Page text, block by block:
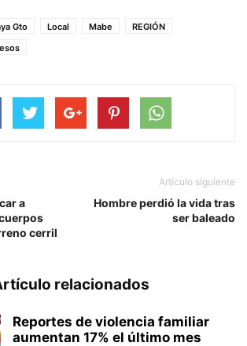
Gto Local Mabe
REGIÓN
a
cerril
Artículo siguiente
Hombre perdió la vida tras
ser baleado
relacionados
Reportes de violencia familiar
aumentan 17% el último mes